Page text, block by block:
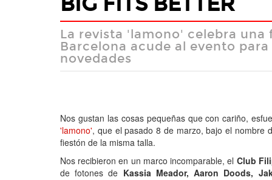
La revista 'lamono' celebra
Barcelona acude al evento
novedades
Nos gustan las cosas pequeñas que con cariño,
'lamono', que el pasado 8 de marzo, bajo el nombre
fiestón de la misma talla.
Nos recibieron en un marco incomparable, el Club
de fotones de Kassia Meador, Aaron Doods,